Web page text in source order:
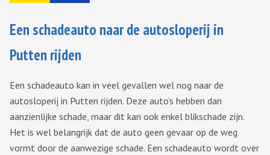
Een schadeauto naar de autosloperij in
Putten rijden
Een schadeauto kan in veel gevallen wel nog naar de
autosloperij in Putten rijden. Deze auto’s hebben dan
aanzienlijke schade, maar dit kan ook enkel blikschade zijn.
Het is wel belangrijk dat de auto geen gevaar op de weg
vormt door de aanwezige schade. Een schadeauto wordt over